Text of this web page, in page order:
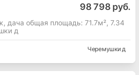
98 798 руб.
дача общая площадь: 71.7м², 7.34
д
Черемушки д